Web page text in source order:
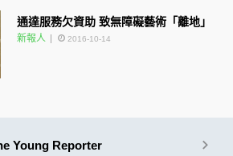
通達服務欠資助 致無障礙藝術「離地」
新報人 2016-10-14
Young Reporter